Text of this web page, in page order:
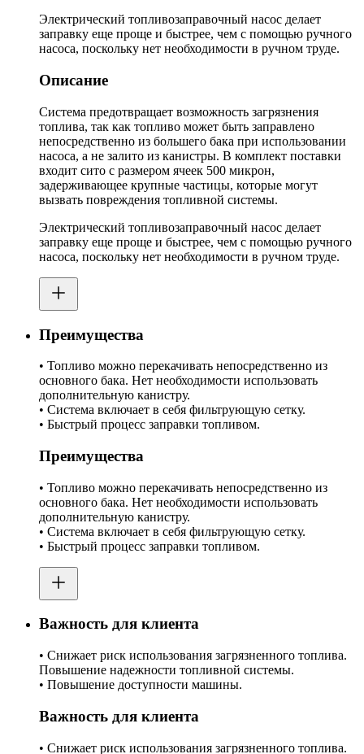
Электрический топливозаправочный насос делает
заправку еще проще и быстрее, чем с помощью ручного
насоса, поскольку нет необходимости в ручном труде.
Описание
Система предотвращает возможность загрязнения
топлива, так как топливо может быть заправлено
непосредственно из большего бака при использовании
насоса, а не залито из канистры. В комплект поставки
входит сито с размером ячеек 500 микрон,
задерживающее крупные частицы, которые могут
вызвать повреждения топливной системы.
Электрический топливозаправочный насос делает
заправку еще проще и быстрее, чем с помощью ручного
насоса, поскольку нет необходимости в ручном труде.
Преимущества
• Топливо можно перекачивать непосредственно из
основного бака. Нет необходимости использовать
дополнительную канистру.
• Система включает в себя фильтрующую сетку.
• Быстрый процесс заправки топливом.
Преимущества
• Топливо можно перекачивать непосредственно из
основного бака. Нет необходимости использовать
дополнительную канистру.
• Система включает в себя фильтрующую сетку.
• Быстрый процесс заправки топливом.
Важность для клиента
• Снижает риск использования загрязненного топлива.
Повышение надежности топливной системы.
• Повышение доступности машины.
Важность для клиента
• Снижает риск использования загрязненного топлива.